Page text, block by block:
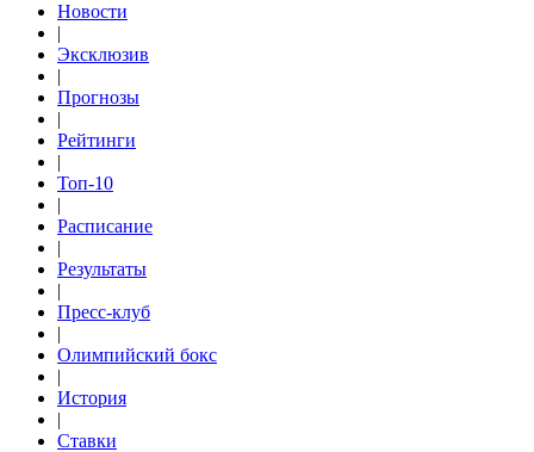
Новости
|
Эксклюзив
|
Прогнозы
|
Рейтинги
|
Топ-10
|
Расписание
|
Результаты
|
Пресс-клуб
|
Олимпийский бокс
|
История
|
Ставки